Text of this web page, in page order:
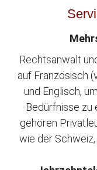
Rechtsanwalt
auf Französisch
und Englisch,
Bedürfnisse zu
gehören
wie der Schweiz,